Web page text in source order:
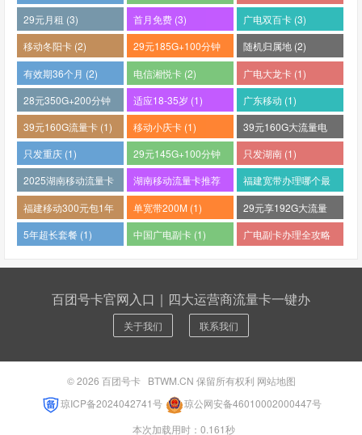
29元月租 (3)
首月免费 (3)
广电双百卡 (3)
移动冬阳卡 (2)
29元185G+100分钟
(2)
随机归属地 (2)
有效期36个月 (2)
电信湘悦卡 (2)
广电大龙卡 (1)
28元350G+200分钟
(1)
适应18-35岁 (1)
广东移动 (1)
39元160G流量卡 (1)
移动小庆卡 (1)
39元160G大流量电
话卡 (1)
只发重庆 (1)
29元145G+100分钟
(1)
只发湖南 (1)
2025湖南移动流量卡
哪个好 (1)
湖南移动流量卡推荐
(1)
福建宽带办理哪个最
便宜 (1)
福建移动300元包1年
(1)
单宽带200M (1)
29元享192G大流量
(1)
5年超长套餐 (1) 中国广电副卡 (1)
广电副卡办理全攻略
百团号卡官网入口｜四大运营商流量卡一键办
关于我们 联系我们
© 2026 百团号卡BTWM.CN 保留所有权利 网站地图
琼ICP备2024042741号
琼公网安备46010002000447号
本次加载用时：0.161秒